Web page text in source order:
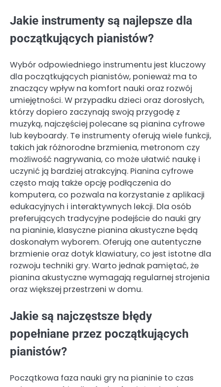
Jakie instrumenty są najlepsze dla
początkujących pianistów?
Wybór odpowiedniego instrumentu jest kluczowy
dla początkujących pianistów, ponieważ ma to
znaczący wpływ na komfort nauki oraz rozwój
umiejętności. W przypadku dzieci oraz dorosłych,
którzy dopiero zaczynają swoją przygodę z
muzyką, najczęściej polecane są pianina cyfrowe
lub keyboardy. Te instrumenty oferują wiele funkcji,
takich jak różnorodne brzmienia, metronom czy
możliwość nagrywania, co może ułatwić naukę i
uczynić ją bardziej atrakcyjną. Pianina cyfrowe
często mają także opcję podłączenia do
komputera, co pozwala na korzystanie z aplikacji
edukacyjnych i interaktywnych lekcji. Dla osób
preferujących tradycyjne podejście do nauki gry
na pianinie, klasyczne pianina akustyczne będą
doskonałym wyborem. Oferują one autentyczne
brzmienie oraz dotyk klawiatury, co jest istotne dla
rozwoju techniki gry. Warto jednak pamiętać, że
pianina akustyczne wymagają regularnej strojenia
oraz większej przestrzeni w domu.
Jakie są najczęstsze błędy
popełniane przez początkujących
pianistów?
Początkowa faza nauki gry na pianinie to czas